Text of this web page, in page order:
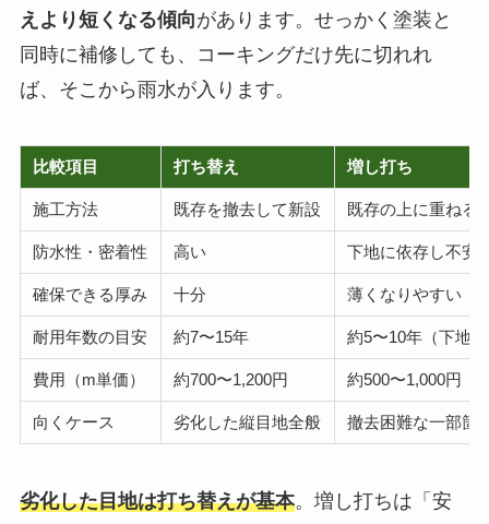
えより短くなる傾向があります。せっかく塗装と
同時に補修しても、コーキングだけ先に切れれ
ば、そこから雨水が入ります。
比較項目 打ち替え 増し打ち
施工方法 既存を撤去して新設 既存の上に重ねる
防水性・密着性 高い 下地に依存し不安
確保できる厚み 十分 薄くなりやすい
耐用年数の目安 約7〜15年 約5〜10年（下地
費用（m単価） 約700〜1,200円 約500〜1,000円
向くケース 劣化した縦目地全般 撤去困難な一部箇
劣化した目地は打ち替えが基本。増し打ちは「安